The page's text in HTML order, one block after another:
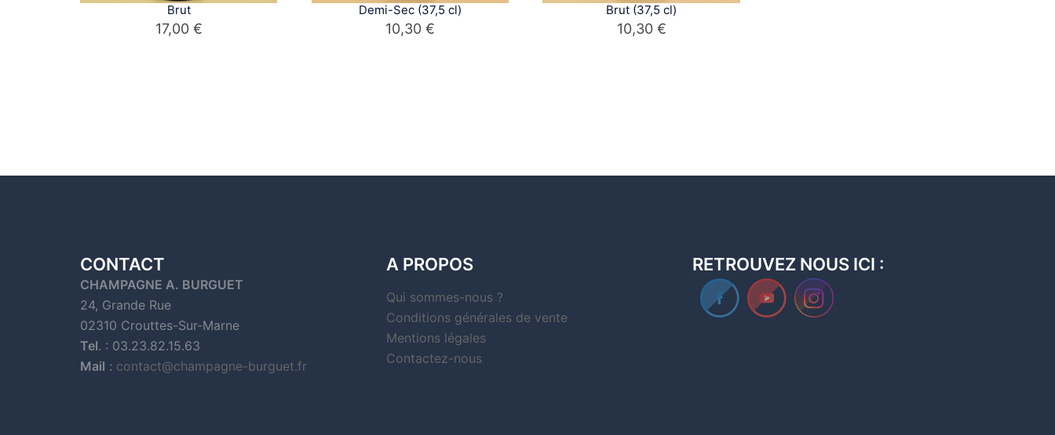
Brut
17,00 €
Demi-Sec (37,5 cl)
10,30 €
Brut (37,5 cl)
10,30 €
CONTACT
CHAMPAGNE A. BURGUET
24, Grande Rue
02310 Crouttes-Sur-Marne
Tel. : 03.23.82.15.63
Mail : contact@champagne-burguet.fr
A PROPOS
Qui sommes-nous ?
Conditions générales de vente
Mentions légales
Contactez-nous
RETROUVEZ NOUS ICI :